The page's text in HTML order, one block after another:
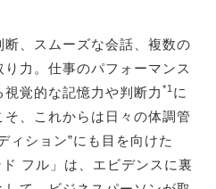
、スムーズな会話、複数の
力。仕事のパフォーマンス
覚的な記憶力や判断力 *1 に
、これからは日々の体調管
ィション”にも目を向けた
フル」は、エビデンスに裏